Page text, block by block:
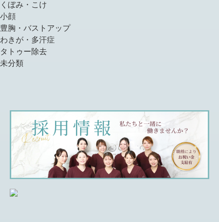
くぼみ・こけ
小顔
豊胸・バストアップ
わきが・多汗症
タトゥー除去
未分類